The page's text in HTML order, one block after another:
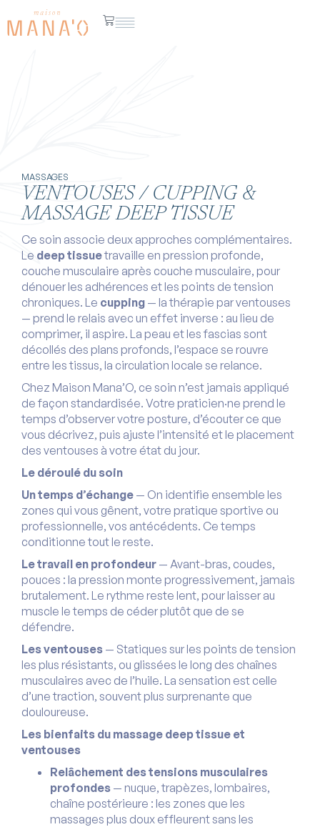
MASSAGES
VENTOUSES / CUPPING &
MASSAGE DEEP TISSUE
Ce soin associe deux approches complémentaires.
Le deep tissuetravaille en pression profonde,
couche musculaire après couche musculaire, pour
dénouer les adhérences et les points de tension
chroniques. Le cupping — la thérapie par ventouses
— prend le relais avec un effet inverse : au lieu de
comprimer, il aspire. La peau et les fascias sont
décollés des plans profonds, l’espace se rouvre
entre les tissus, la circulation locale se relance.
Chez Maison Mana’O, ce soin n’est jamais appliqué
de façon standardisée. Votre praticien·ne prend le
temps d’observer votre posture, d’écouter ce que
vous décrivez, puis ajuste l’intensité et le placement
des ventouses à votre état du jour.
Le déroulé du soin
Un temps d’échange — On identifie ensemble les
zones qui vous gênent, votre pratique sportive ou
professionnelle, vos antécédents. Ce temps
conditionne tout le reste.
Le travail en profondeur — Avant-bras, coudes,
pouces : la pression monte progressivement, jamais
brutalement. Le rythme reste lent, pour laisser au
muscle le temps de céder plutôt que de se
défendre.
Les ventouses — Statiques sur les points de tension
les plus résistants, ou glissées le long des chaînes
musculaires avec de l’huile. La sensation est celle
d’une traction, souvent plus surprenante que
douloureuse.
Les bienfaits du massage deep tissue et
ventouses
Relâchement des tensions musculaires
profondes — nuque, trapèzes, lombaires,
chaîne postérieure : les zones que les
massages plus doux effleurent sans les